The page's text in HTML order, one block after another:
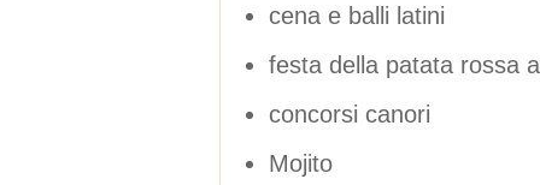
cena e balli latini
festa della patata rossa
concorsi canori
Mojito